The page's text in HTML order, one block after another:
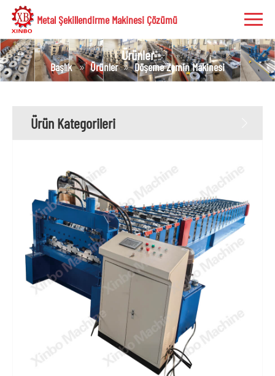
Metal Şekillendirme Makinesi Çözümü
Ürünler
Başlık Ürünler Döşeme Zemin Makinesi
Ürün Kategorileri